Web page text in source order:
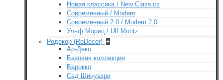
Новая классика / New Classics
Современный / Modern
Современный 2.0 / Modern 2.0
Ульф Мориц / Ulf Moritz
Родекор (RoDecor) +
Ар-Деко
Базовая коллекция
Барокко
Сад Шинуазри